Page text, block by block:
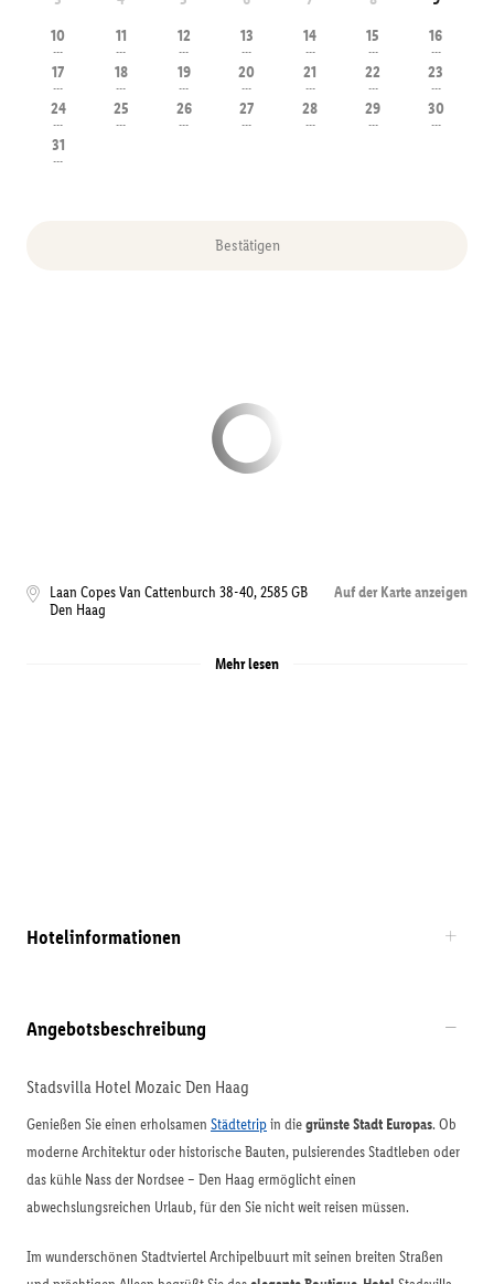
10
---
11
---
12
---
13
---
14
---
15
---
16
---
17
---
18
---
19
---
20
---
21
---
22
---
23
---
24
---
25
---
26
---
27
---
28
---
29
---
30
---
31
---
Bestätigen
Laan Copes Van Cattenburch 38-40,2585 GB
Den Haag
Auf der Karte anzeigen
Mehr lesen
Hotelinformationen
Angebotsbeschreibung
Stadsvilla Hotel Mozaic Den Haag
Genießen Sie einen erholsamen Städtetripin diegrünste Stadt Europas. Ob
moderne Architektur oder historische Bauten, pulsierendes Stadtleben oder
das kühle Nass der Nordsee – Den Haag ermöglicht einen
abwechslungsreichen Urlaub, für den Sie nicht weit reisen müssen.
Im wunderschönen Stadtviertel Archipelbuurt mit seinen breiten Straßen